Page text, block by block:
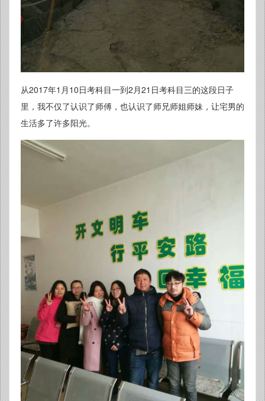
从2017年1月10日考科目一到2月21日考科目三的这段日子
里，我不仅了认识了师傅，也认识了师兄师姐师妹，让宅男的
生活多了许多阳光。